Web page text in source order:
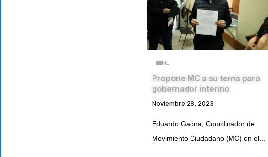
NL
Propone MC a su terna para
gobernador interino
Noviembre 28, 2023
Eduardo Gaona, Coordinador de
Movimiento Ciudadano (MC) en el...